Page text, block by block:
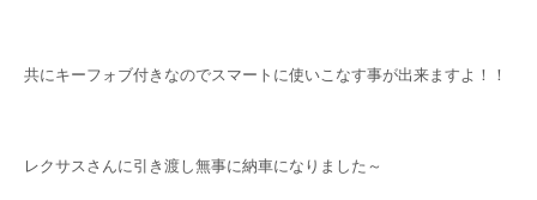
共にキーフォブ付きなのでスマートに使いこなす事が出来ますよ！！
レクサスさんに引き渡し無事に納車になりました～